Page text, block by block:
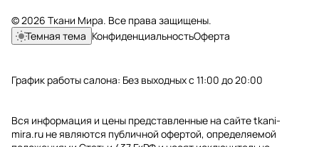
© 2026 Ткани Мира. Все права защищены.
Темная тема КонфиденциальностьОферта
График работы салона: Без выходных с 11:00 до 20:00
Вся информация и цены представленные на сайте tkani-
mira.ru не являются публичной офертой, определяемой